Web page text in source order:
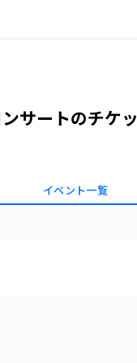
サートのチケ
イベント一覧
他